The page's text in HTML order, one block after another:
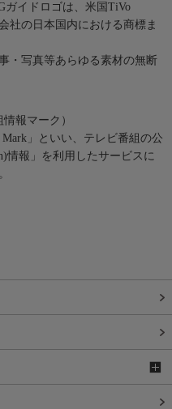
ガイドロゴは、米国TiVo
社の日本国内における商標ま
・写真等あらゆる素材の無断
報マーク）
」といい、テレビ番組の公
情報」を利用したサービスに